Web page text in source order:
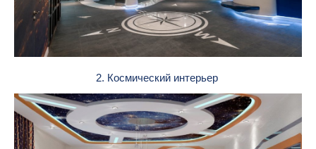
2. Космический интерьер